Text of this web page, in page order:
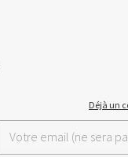
Déjà un